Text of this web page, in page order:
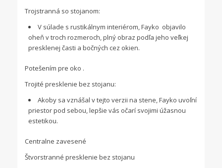
Trojstranná so stojanom:
V súlade s rustikálnym interiérom, Fayko objavilo
oheň v troch rozmeroch, plný obraz podľa jeho veľkej
presklenej časti a bočných cez okien.
Potešením pre oko .
Trojité presklenie bez stojanu:
Akoby sa vznášal v tejto verzii na stene, Fayko uvoľní
priestor pod sebou, lepšie vás očarí svojimi úžasnou
estetikou.
Centralne zavesené
Štvorstranné presklenie bez stojanu